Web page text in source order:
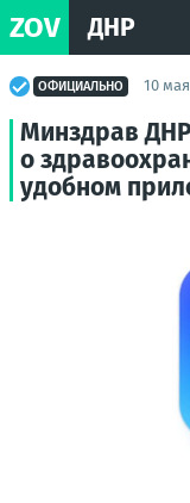
ZOV ДНР
ОФИЦИАЛЬНО 10
Минздрав
о
удобном